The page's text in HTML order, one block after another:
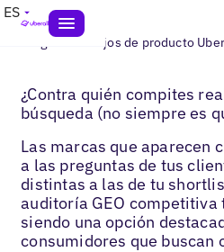
ES
Blogs> Consejos de producto
¿Contra quién compites
búsqueda (no siempre es
Las marcas que aparecen
a las preguntas de tus
distintas a las de tu
auditoría GEO competitiva
siendo una opción
consumidores que buscan